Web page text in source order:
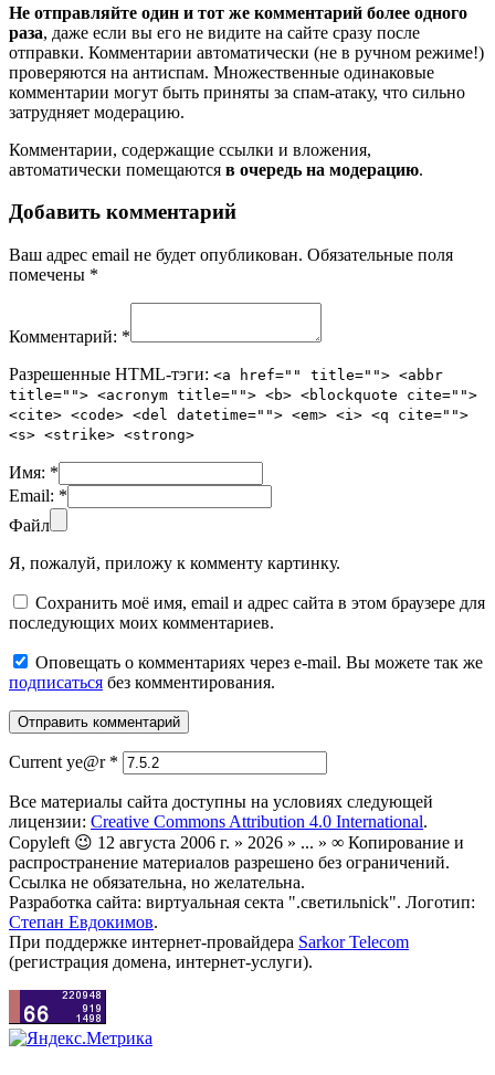
Не отправляйте один и тот же комментарий более одного
раза, даже если вы его не видите на сайте сразу после
отправки. Комментарии автоматически (не в ручном режиме!)
проверяются на антиспам. Множественные одинаковые
комментарии могут быть приняты за спам-атаку, что сильно
затрудняет модерацию.
Комментарии, содержащие ссылки и вложения,
автоматически помещаются в очередь на модерацию.
Добавить комментарий
Ваш адрес email не будет опубликован. Обязательные поля
помечены *
Комментарий: *
Разрешенные HTML-тэги: <a href="" title=""> <abbr
title=""> <acronym title=""> <b> <blockquote cite="">
<cite> <code> <del datetime=""> <em> <i> <q cite="">
<s> <strike> <strong>
Имя: *
Email: *
Файл
Я, пожалуй, приложу к комменту картинку.
Сохранить моё имя, email и адрес сайта в этом браузере для
последующих моих комментариев.
Оповещать о комментариях через e-mail. Вы можете так же
подписаться без комментирования.
Current ye@r *
Все материалы сайта доступны на условиях следующей
лицензии: Creative Commons Attribution 4.0 International.
Copyleft 😉 12 августа 2006 г. » 2026 » ... » ∞ Копирование и
распространение материалов разрешено без ограничений.
Ссылка не обязательна, но желательна.
Разработка сайта: виртуальная секта ".светильnick". Логотип:
Степан Евдокимов.
При поддержке интернет-провайдера Sarkor Telecom
(регистрация домена, интернет-услуги).